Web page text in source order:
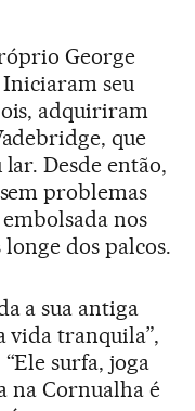
George
seu
adquiriram
que
Desde então,
problemas
nos
longe dos palcos.
a sua antiga
vida tranquila”,
surfa, joga
na Cornualha é